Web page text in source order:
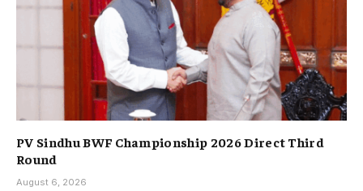
PV Sindhu BWF Championship 2026 Direct Third
Round
August 6, 2026